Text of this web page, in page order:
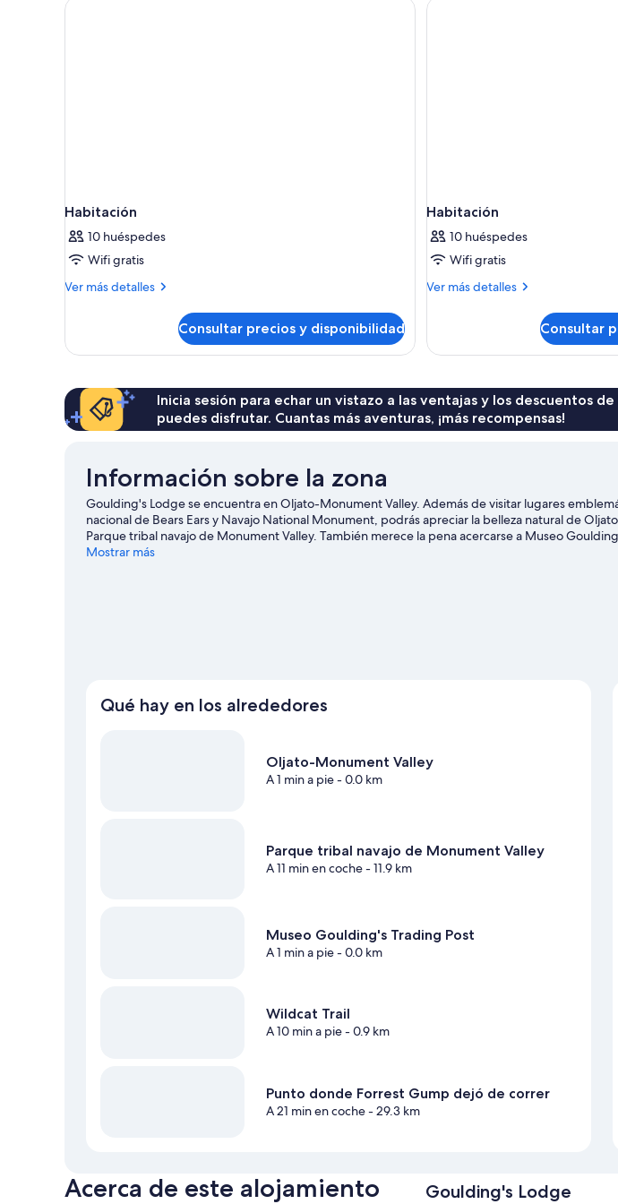
cocina
Habitación
10 huéspedes
Wifi gratis
Ver más detalles
Más
Consultar precios y disponibilidad
Habitación
10 huéspedes
Wifi gratis
Ver más detalles
Más
Consultar
Inicia sesión para echar un vistazo a las ventajas y los descuentos de
puedes disfrutar. Cuantas más aventuras, ¡más recompensas!
Información sobre la zona
Goulding's Lodge se encuentra en Oljato-Monument Valley. Además de visitar lugares
nacional de Bears Ears y Navajo National Monument, podrás apreciar la belleza natural de
Parque tribal navajo de Monument Valley. También merece la pena acercarse a Museo
estatal Goosenecks. Los huéspedes destacan la ubicación de este lodge por la proximidad de
Mostrar más
Qué hay en los alrededores
Oljato-Monument Valley
A 1 min a pie- 0.0 km
Parque tribal navajo de Monument Valley
A 11 min en coche- 11.9 km
Museo Goulding's Trading Post
A 1 min a pie- 0.0 km
Wildcat Trail
A 10 min a pie- 0.9 km
Punto donde Forrest Gump dejó de correr
A 21 min en coche- 29.3 km
Acerca de este alojamiento Goulding's Lodge